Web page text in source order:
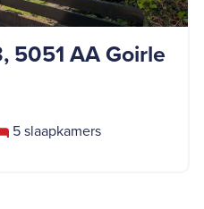
5051 AA Goirle
5 slaapkamers